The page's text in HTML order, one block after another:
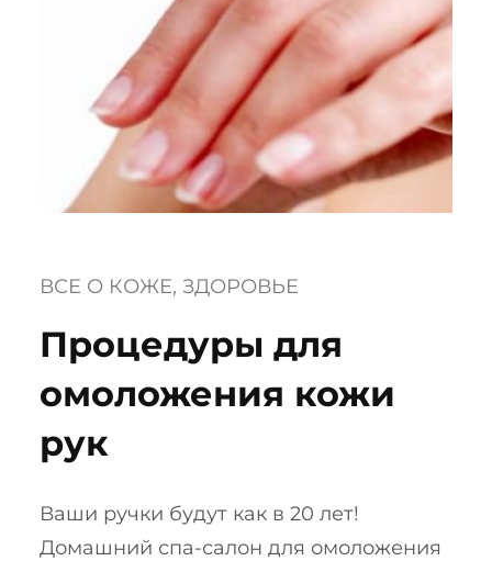
ВСЕ О КОЖЕ, ЗДОРОВЬЕ
Процедуры для
омоложения кожи
рук
Ваши ручки будут как в 20 лет!
Домашний спа-салон для омоложения